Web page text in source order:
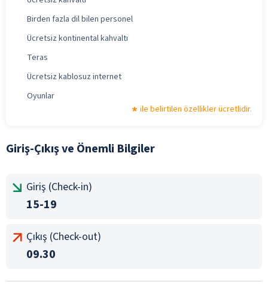
Birden fazla dil bilen personel
Ücretsiz kontinental kahvaltı
Teras
Ücretsiz kablosuz internet
Oyunlar
ile belirtilen özellikler ücretlidir.
Giriş-Çıkış ve Önemli Bilgiler
Giriş (Check-in)
15-19
Çıkış (Check-out)
09.30